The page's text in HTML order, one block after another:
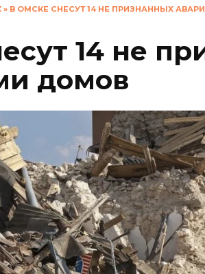
» В ОМСКЕ СНЕСУТ 14 НЕ ПРИЗНАННЫХ
14 не
домов